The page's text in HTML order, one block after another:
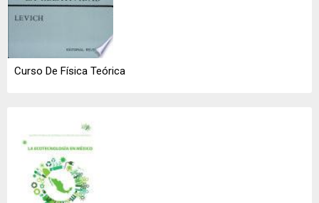
Curso De Física Teórica